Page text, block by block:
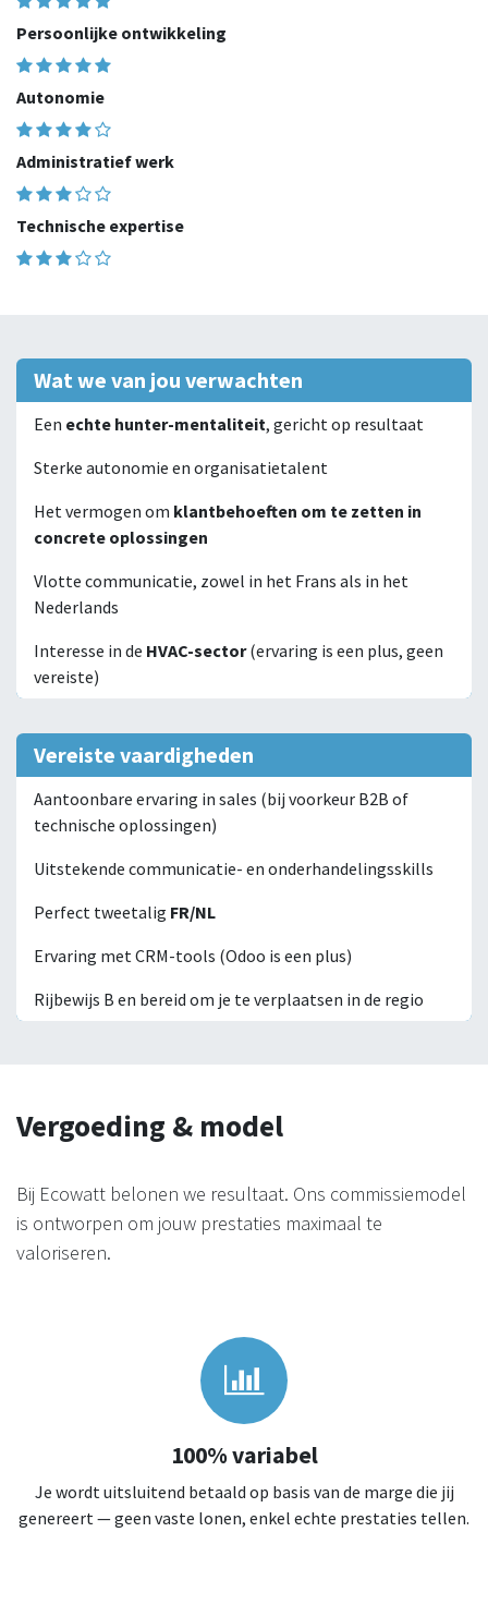
Persoonlijke ontwikkeling
Autonomie
Administratief werk
Technische expertise
Wat we van jou verwachten
Een echte hunter-mentaliteit, gericht op resultaat
Sterke autonomie en organisatietalent
Het vermogen om klantbehoeften om te zetten in
concrete oplossingen
Vlotte communicatie, zowel in het Frans als in het
Nederlands
Interesse in de HVAC-sector(ervaring is een plus, geen
vereiste)
Vereiste vaardigheden
Aantoonbare ervaring in sales (bij voorkeur B2B of
technische oplossingen)
Uitstekende communicatie- en onderhandelingsskills
Perfect tweetalig FR/NL
Ervaring met CRM-tools (Odoo is een plus)
Rijbewijs B en bereid om je te verplaatsen in de regio
Vergoeding & model
Bij Ecowatt belonen we resultaat. Ons commissiemodel
is ontworpen om jouw prestaties maximaal te
valoriseren.
100% variabel
Je wordt uitsluitend betaald op basis van de marge die jij
genereert — geen vaste lonen, enkel echte prestaties tellen.